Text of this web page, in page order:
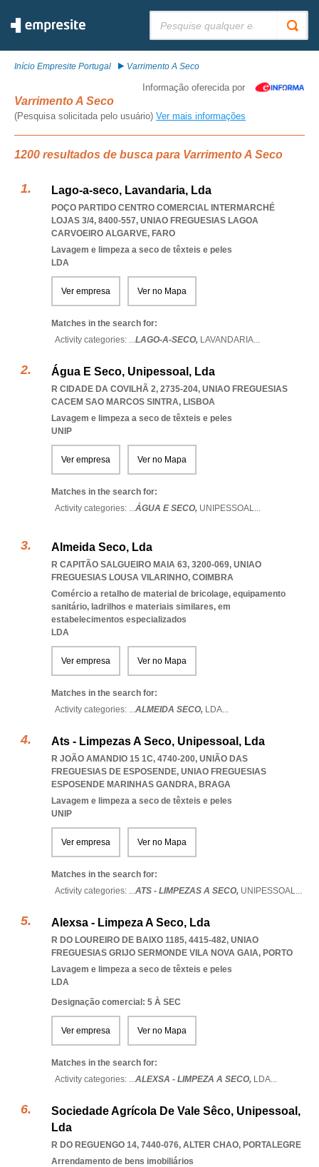
Início Empresite Portugal Varrimento A Seco
Informação oferecida por
Varrimento A Seco
(Pesquisa solicitada pelo usuário) Ver mais informações
1200 resultados de busca para Varrimento A Seco
Lago-a-seco, Lavandaria, Lda
POÇO PARTIDO CENTRO COMERCIAL INTERMARCHÉ
LOJAS 3/4, 8400-557, UNIAO FREGUESIAS LAGOA
CARVOEIRO ALGARVE, FARO
Lavagem e limpeza a seco de têxteis e peles
LDA
Ver empresa Ver no Mapa
Matches in the search for:
Activity categories: ...LAGO-A-SECO, LAVANDARIA...
Água E Seco, Unipessoal, Lda
R CIDADE DA COVILHÃ 2, 2735-204, UNIAO FREGUESIAS
CACEM SAO MARCOS SINTRA, LISBOA
Lavagem e limpeza a seco de têxteis e peles
UNIP
Ver empresa Ver no Mapa
Matches in the search for:
Activity categories: ...ÁGUA E SECO, UNIPESSOAL...
Almeida Seco, Lda
R CAPITÃO SALGUEIRO MAIA 63, 3200-069, UNIAO
FREGUESIAS LOUSA VILARINHO, COIMBRA
Comércio a retalho de material de bricolage, equipamento
sanitário, ladrilhos e materiais similares, em
estabelecimentos especializados
LDA
Ver empresa Ver no Mapa
Matches in the search for:
Activity categories: ...ALMEIDA SECO, LDA...
Ats - Limpezas A Seco, Unipessoal, Lda
R JOÃO AMANDIO 15 1C, 4740-200, UNIÃO DAS
FREGUESIAS DE ESPOSENDE, UNIAO FREGUESIAS
ESPOSENDE MARINHAS GANDRA, BRAGA
Lavagem e limpeza a seco de têxteis e peles
UNIP
Ver empresa Ver no Mapa
Matches in the search for:
Activity categories: ...ATS - LIMPEZAS A SECO, UNIPESSOAL...
Alexsa - Limpeza A Seco, Lda
R DO LOUREIRO DE BAIXO 1185, 4415-482, UNIAO
FREGUESIAS GRIJO SERMONDE VILA NOVA GAIA, PORTO
Lavagem e limpeza a seco de têxteis e peles
LDA
Designação comercial: 5 À SEC
Ver empresa Ver no Mapa
Matches in the search for:
Activity categories: ...ALEXSA - LIMPEZA A SECO, LDA...
Sociedade Agrícola De Vale Sêco, Unipessoal,
Lda
R DO REGUENGO 14, 7440-076, ALTER CHAO, PORTALEGRE
Arrendamento de bens imobiliários